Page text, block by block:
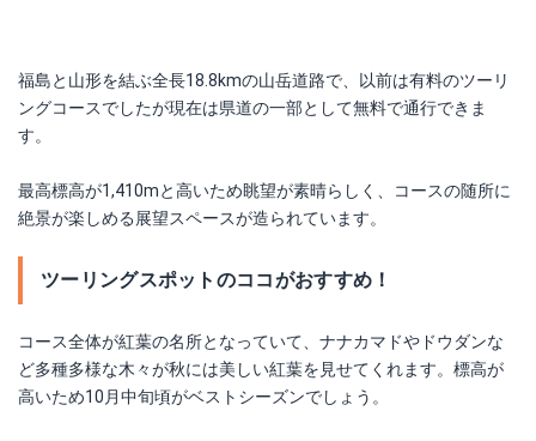
福島と山形を結ぶ全長18.8kmの山岳道路で、以前は有料のツーリ
ングコースでしたが現在は県道の一部として無料で通行できま
す。
最高標高が1,410mと高いため眺望が素晴らしく、コースの随所に
絶景が楽しめる展望スペースが造られています。
ツーリングスポットのココがおすすめ！
コース全体が紅葉の名所となっていて、ナナカマドやドウダンな
ど多種多様な木々が秋には美しい紅葉を見せてくれます。標高が
高いため10月中旬頃がベストシーズンでしょう。